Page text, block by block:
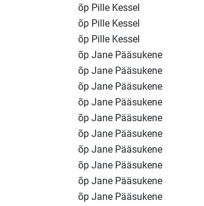
õp Pille Kessel
õp Pille Kessel
õp Pille Kessel
õp Jane Pääsukene
õp Jane Pääsukene
õp Jane Pääsukene
õp Jane Pääsukene
õp Jane Pääsukene
õp Jane Pääsukene
õp Jane Pääsukene
õp Jane Pääsukene
õp Jane Pääsukene
õp Jane Pääsukene